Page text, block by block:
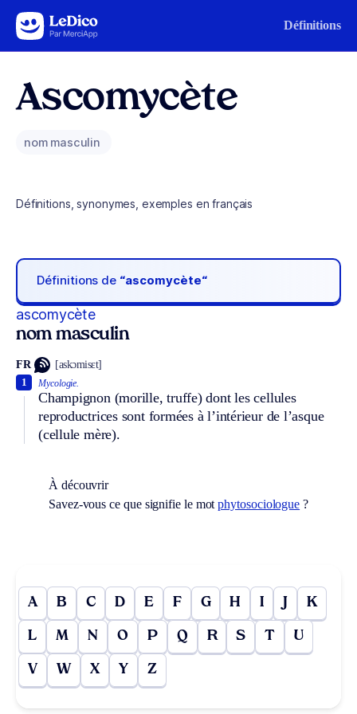
Aller au contenu Définitions
Ascomycète
nom masculin
Définitions, synonymes, exemples en français
Définitions de “ascomycète“
ascomycète
nom masculin
FR [askɔmisɛt]
Mycologie.
Champignon (morille, truffe) dont les cellules
reproductrices sont formées à l’intérieur de l’asque
(cellule mère).
1
À découvrir
Savez-vous ce que signifie le motphytosociologue ?
A B C D E F G H I J K
L M N O P Q R S T U
V W X Y Z